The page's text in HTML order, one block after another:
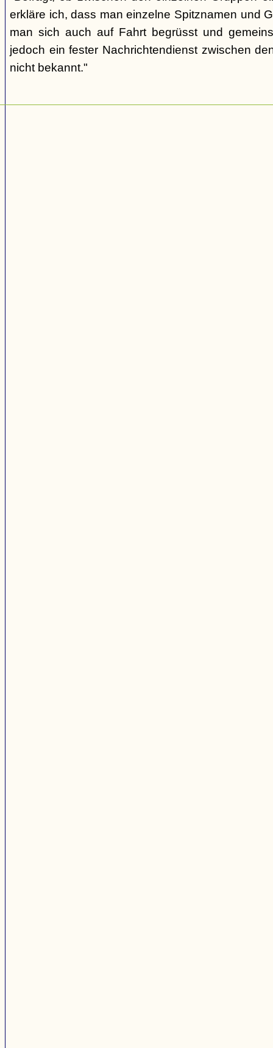
erkläre ich, dass man einzelne Spitznamen und
man sich auch auf Fahrt begrüsst und
jedoch ein fester Nachrichtendienst zwischen
nicht bekannt."